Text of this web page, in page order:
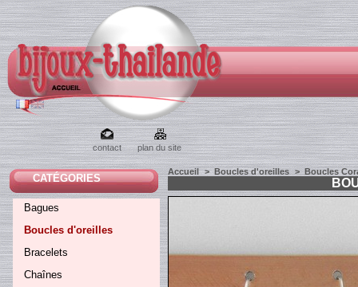
contact plan du site
CATÉGORIES
Bagues
Boucles d'oreilles
Bracelets
Chaînes
Accueil > Boucles d'oreilles > Boucles